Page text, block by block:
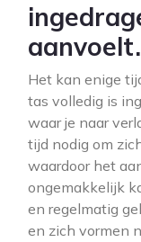
aanvoelt.
Het kan enige
tas volledig is
waar je naar
tijd nodig om
waardoor het
ongemakkelijk
en regelmatig
en zich vormen